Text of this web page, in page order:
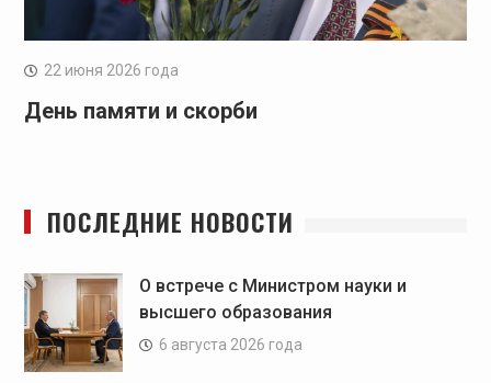
22 июня 2026 года
День памяти и скорби
ПОСЛЕДНИЕ НОВОСТИ
О встрече с Министром науки и
высшего образования
6 августа 2026 года